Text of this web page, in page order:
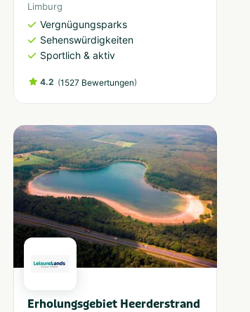
Limburg
Vergnügungsparks
Sehenswürdigkeiten
Sportlich & aktiv
4.2 (1527 Bewertungen)
Erholungsgebiet Heerderstrand